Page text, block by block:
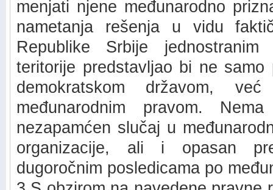
menjati njene međunarodno
nametanja rešenja u vidu
Republike Srbije
teritorije predstavljao bi ne
demokratskom državom,
međunarodnim pravom.
nezapamćen slučaj u
organizacije, ali i opasan
dugoročnim posledicama po